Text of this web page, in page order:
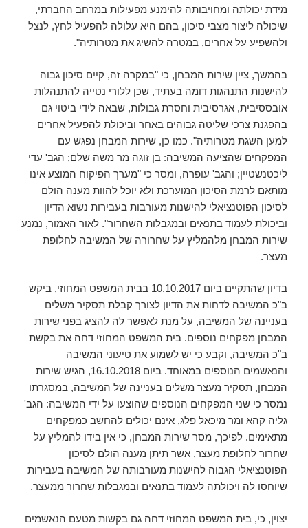
מידת יכולתה ומחויבותה להימנע מפעילות במרחב החברתי,
שיכולה ליצור מצבי סיכון, בהם היא עלולה להפעיל לחץ, לנצל
ולהשפיע על אחרים, במטרה להשיג את מטרותיה".
בהמשך, ציין שירות המבחן, כי "במקרה זה, קיים סיכון גבוה
להישנות התנהגות דומה בעתיד, שכן ללורי נטייה להתנהלות
אובססיבית, אגרסיבית וחסרת גבולות, שבאה לידי ביטוי גם
בהפגנת צרכי שליטה גבוהים באחר וביכולת להפעיל אחרים
למען השגת מטרותיה". כמו כן, שירות המבחן נפגש עם
המפקחים שהציעה המשיבה: בן זוגה מר משה שלם; הגב' עדי
ליכטנשטיין; והגב' עופרה, ומסר כי "מערך הפיקוח המוצע אינו
מותאם לרמת הסיכון המוערכת ולא יוכל להוות מענה הולם
לסיכון הפוטנציאלי להישנות מעורבות בעבירות נשוא הדיון
וביכולת לעמוד בתנאים ובמגבלות השחרור". לאור האמור, נמנע
שירות המבחן מלהמליץ על שחרורה של המשיבה לחלופת
מעצר.
בדיון שהתקיים ביום 10.10.2017 בבית המשפט המחוזי, ביקש
ב"כ המשיבה לדחות את הדיון לצורך קבלת תסקיר משלים
בעניינה של המשיבה, על מנת לאפשר לה להציג בפני שירות
המבחן מפקחים נוספים. בית המשפט המחוזי דחה את בקשת
ב"כ המשיבה, וקבע כי יש לשמוע את טיעוני המשיבה
והנאשמים הנוספים במאוחד. ביום 16.10.2018, הגיש שירות
המבחן, תסקיר מעצר משלים בעניינה של המשיבה, במסגרתו
נמסר כי שני המפקחים הנוספים שהוצעו על ידי המשיבה: הגב'
גליה קהא ומר מיכאל פלג, אינם יכולים להחשב כמפקחים
מתאימים. לפיכך, מסר שירות המבחן, כי אין בידו להמליץ על
שחרור לחלופת מעצר, אשר תיתן מענה הולם לסיכון
הפוטנציאלי הגבוה להישנות מעורבותה של המשיבה בעבירות
שיוחסו לה ויכולתה לעמוד בתנאים ובמגבלות שחרור ממעצר.
יצוין, כי, בית המשפט המחוזי דחה גם בקשות מטעם הנאשמים